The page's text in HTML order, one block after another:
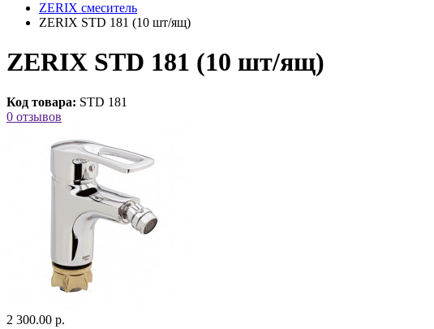
ZERIX смеситель
ZERIX STD 181 (10 шт/ящ)
ZERIX STD 181 (10 шт/ящ)
Код товара: STD 181
0 отзывов
2 300.00 р.